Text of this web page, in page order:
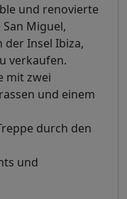
und renovierte
Miguel,
der Insel Ibiza,
verkaufen.
mit zwei
und einem
durch den
und